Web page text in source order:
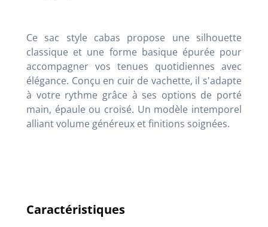
Ce sac style cabas propose une silhouette
classique et une forme basique épurée pour
accompagner vos tenues quotidiennes avec
élégance. Conçu en cuir de vachette, il s'adapte
à votre rythme grâce à ses options de porté
main, épaule ou croisé. Un modèle intemporel
alliant volume généreux et finitions soignées.
Caractéristiques